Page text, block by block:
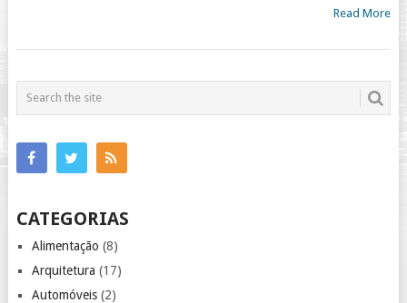
Read More
CATEGORIAS
Alimentação (8)
Arquitetura (17)
Automóveis(2)